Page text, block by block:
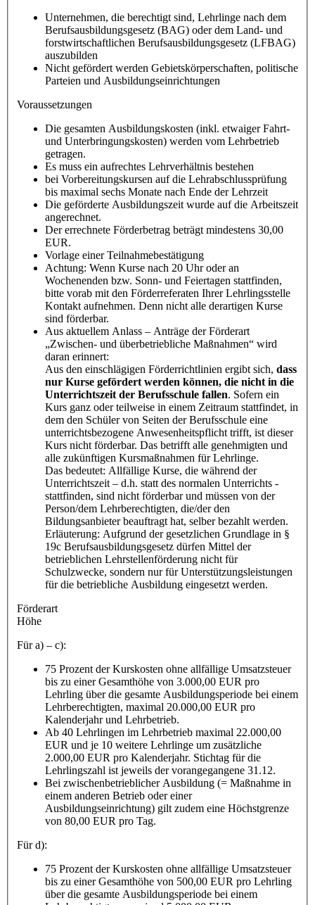
Unternehmen, die berechtigt sind, Lehrlinge nach dem
Berufsausbildungsgesetz (BAG) oder dem Land- und
forstwirtschaftlichen Berufsausbildungsgesetz (LFBAG)
auszubilden
Nicht gefördert werden Gebietskörperschaften, politische
Parteien und Ausbildungseinrichtungen
Voraussetzungen
Die gesamten Ausbildungskosten (inkl. etwaiger Fahrt-
und Unterbringungskosten) werden vom Lehrbetrieb
getragen.
Es muss ein aufrechtes Lehrverhältnis bestehen
bei Vorbereitungskursen auf die Lehrabschlussprüfung
bis maximal sechs Monate nach Ende der Lehrzeit
Die geförderte Ausbildungszeit wurde auf die Arbeitszeit
angerechnet.
Der errechnete Förderbetrag beträgt mindestens 30,00
EUR.
Vorlage einer Teilnahmebestätigung
Achtung: Wenn Kurse nach 20 Uhr oder an
Wochenenden bzw. Sonn- und Feiertagen stattfinden,
bitte vorab mit den Förderreferaten Ihrer Lehrlingsstelle
Kontakt aufnehmen. Denn nicht alle derartigen Kurse
sind förderbar.
Aus aktuellem Anlass – Anträge der Förderart
„Zwischen- und überbetriebliche Maßnahmen“ wird
daran erinnert:
Aus den einschlägigen Förderrichtlinien ergibt sich, dass
nur Kurse gefördert werden können, die nicht in die
Unterrichtszeit der Berufsschule fallen. Sofern ein
Kurs ganz oder teilweise in einem Zeitraum stattfindet, in
dem den Schüler von Seiten der Berufsschule eine
unterrichtsbezogene Anwesenheitspflicht trifft, ist dieser
Kurs nicht förderbar. Das betrifft alle genehmigten und
alle zukünftigen Kursmaßnahmen für Lehrlinge.
Das bedeutet: Allfällige Kurse, die während der
Unterrichtszeit – d.h. statt des normalen Unterrichts -
stattfinden, sind nicht förderbar und müssen von der
Person/dem Lehrberechtigten, die/der den
Bildungsanbieter beauftragt hat, selber bezahlt werden.
Erläuterung: Aufgrund der gesetzlichen Grundlage in §
19c Berufsausbildungsgesetz dürfen Mittel der
betrieblichen Lehrstellenförderung nicht für
Schulzwecke, sondern nur für Unterstützungsleistungen
für die betriebliche Ausbildung eingesetzt werden.
Förderart
Höhe
Für a) – c):
75 Prozent der Kurskosten ohne allfällige Umsatzsteuer
bis zu einer Gesamthöhe von 3.000,00 EUR pro
Lehrling über die gesamte Ausbildungsperiode bei einem
Lehrberechtigten, maximal 20.000,00 EUR pro
Kalenderjahr und Lehrbetrieb.
Ab 40 Lehrlingen im Lehrbetrieb maximal 22.000,00
EUR und je 10 weitere Lehrlinge um zusätzliche
2.000,00 EUR pro Kalenderjahr. Stichtag für die
Lehrlingszahl ist jeweils der vorangegangene 31.12.
Bei zwischenbetrieblicher Ausbildung (= Maßnahme in
einem anderen Betrieb oder einer
Ausbildungseinrichtung) gilt zudem eine Höchstgrenze
von 80,00 EUR pro Tag.
Für d):
75 Prozent der Kurskosten ohne allfällige Umsatzsteuer
bis zu einer Gesamthöhe von 500,00 EUR pro Lehrling
über die gesamte Ausbildungsperiode bei einem